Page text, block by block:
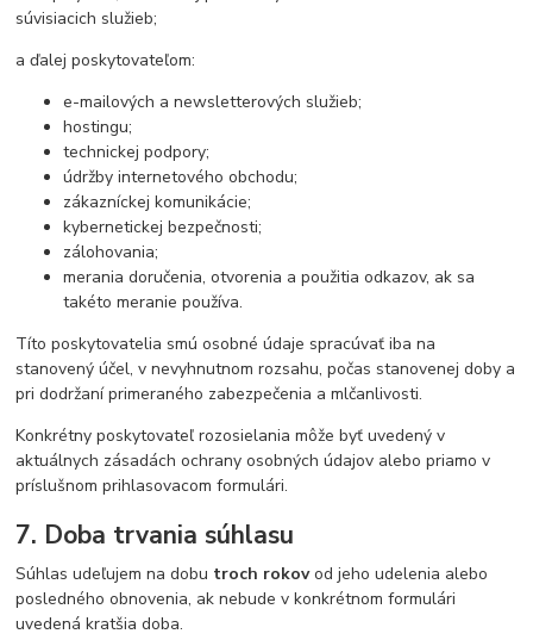
súvisiacich služieb;
a ďalej poskytovateľom:
e-mailových a newsletterových služieb;
hostingu;
technickej podpory;
údržby internetového obchodu;
zákazníckej komunikácie;
kybernetickej bezpečnosti;
zálohovania;
merania doručenia, otvorenia a použitia odkazov, ak sa
takéto meranie používa.
Títo poskytovatelia smú osobné údaje spracúvať iba na
stanovený účel, v nevyhnutnom rozsahu, počas stanovenej doby a
pri dodržaní primeraného zabezpečenia a mlčanlivosti.
Konkrétny poskytovateľ rozosielania môže byť uvedený v
aktuálnych zásadách ochrany osobných údajov alebo priamo v
príslušnom prihlasovacom formulári.
7. Doba trvania súhlasu
Súhlas udeľujem na dobu troch rokovod jeho udelenia alebo
posledného obnovenia, ak nebude v konkrétnom formulári
uvedená kratšia doba.